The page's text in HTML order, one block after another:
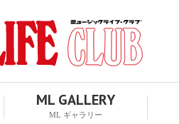
ML GALLERY
ML ギャラリー